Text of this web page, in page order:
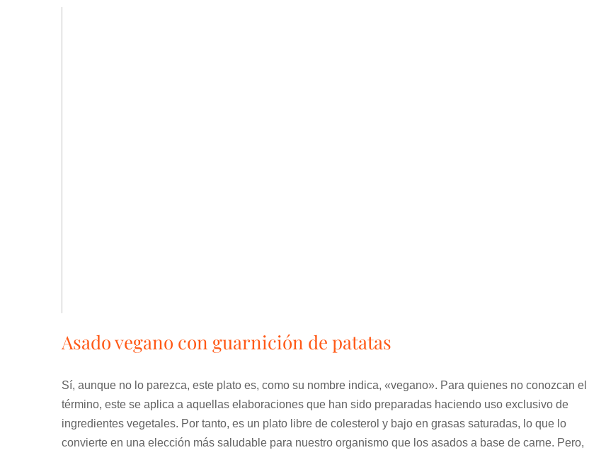
Asado vegano con guarnición de patatas
Sí, aunque no lo parezca, este plato es, como su nombre indica, «vegano». Para quienes no conozcan el
término, este se aplica a aquellas elaboraciones que han sido preparadas haciendo uso exclusivo de
ingredientes vegetales. Por tanto, es un plato libre de colesterol y bajo en grasas saturadas, lo que lo
convierte en una elección más saludable para nuestro organismo que los asados a base de carne. Pero,